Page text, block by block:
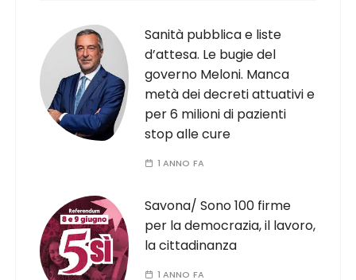
Sanità pubblica e liste
d’attesa. Le bugie del
governo Meloni. Manca
metà dei decreti attuativi e
per 6 milioni di pazienti
stop alle cure
1 ANNO FA
Savona/ Sono 100 firme
per la democrazia, il lavoro,
la cittadinanza
1 ANNO FA